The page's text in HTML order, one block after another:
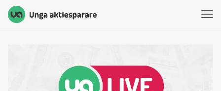
Unga Aktiesparare